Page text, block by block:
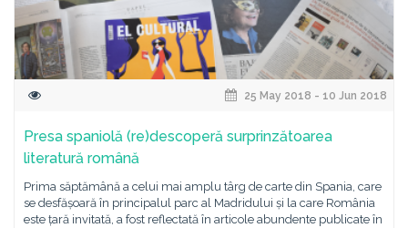
25 May 2018 - 10 Jun 2018
Presa spaniolă (re)descoperă surprinzătoarea
literatură română
Prima săptămână a celui mai amplu târg de carte din Spania, care
se desfășoară în principalul parc al Madridului și la care România
este țară invitată, a fost reflectată în articole abundente publicate în